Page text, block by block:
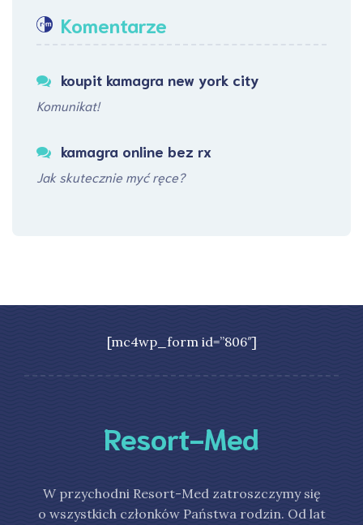
Komentarze
koupit kamagra new york city
Komunikat!
kamagra online bez rx
Jak skutecznie myć ręce?
[mc4wp_form id=”806″]
Resort-Med
W przychodni Resort-Med zatroszczymy się
o wszystkich członków Państwa rodzin. Od lat